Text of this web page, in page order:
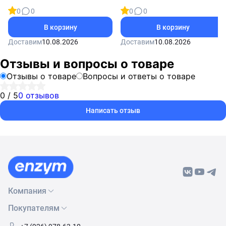
0
0
В корзину
Доставим10.08.2026
0
0
В корзину
Доставим10.08.2026
Отзывы и вопросы о товаре
Отзывы о товаре
Вопросы и ответы о товаре
0 / 50 отзывов
Написать отзыв
Компания
О нас
Бренды
Покупателям